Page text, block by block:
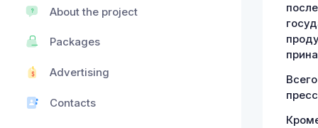
About the project
Packages
Advertising
Contacts